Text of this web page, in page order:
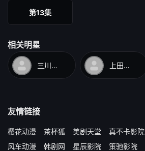
第13集
相关明星
三川华月 上田丽奈
友情链接
樱花动漫 茶杯狐 美剧天堂 真不卡影院
风车动漫
韩剧网 星辰影院 策驰影院